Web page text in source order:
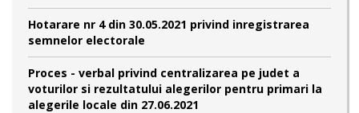
Hotarare nr 4 din 30.05.2021 privind inregistrarea
semnelor electorale
Proces - verbal privind centralizarea pe judet a
voturilor si rezultatului alegerilor pentru primari la
alegerile locale din 27.06.2021